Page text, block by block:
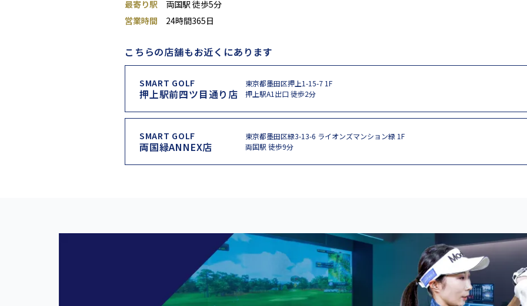
最寄り駅
両国駅 徒歩5分
営業時間
24時間365日
こちらの店舗もお近くにあります
SMART GOLF
押上駅前四ツ目通り店
東京都墨田区押上1-15-7 1F
押上駅A1出口 徒歩2分
SMART GOLF
両国緑ANNEX店
東京都墨田区緑3-13-6 ライオンズマンション緑 1F
両国駅 徒歩9分